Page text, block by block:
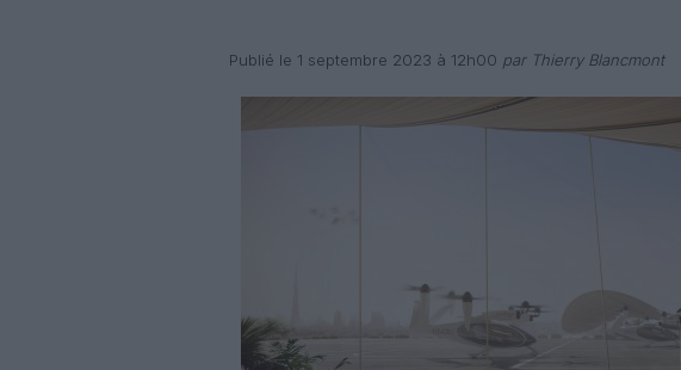
Publié le 1 septembre 2023 à 12h00 par Thierry Blancmont